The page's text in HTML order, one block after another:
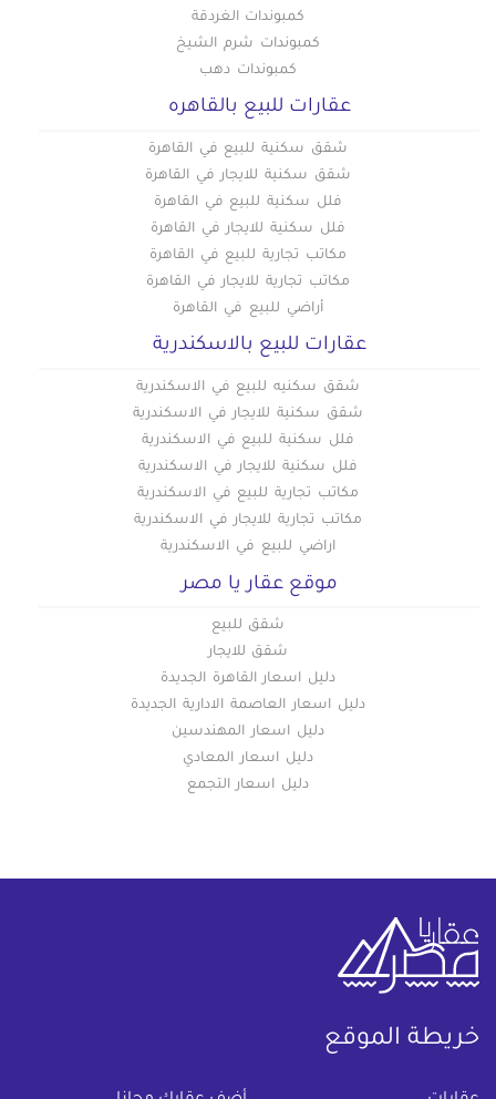
كمبوندات الغردقة
كمبوندات شرم الشيخ
كمبوندات دهب
عقارات للبيع بالقاهره
شقق سكنية للبيع في القاهرة
شقق سكنية للايجار في القاهرة
فلل سكنية للبيع في القاهرة
فلل سكنية للايجار في القاهرة
مكاتب تجارية للبيع في القاهرة
مكاتب تجارية للايجار في القاهرة
أراضي للبيع في القاهرة
عقارات للبيع بالاسكندرية
شقق سكنيه للبيع في الاسكندرية
شقق سكنية للايجار في الاسكندرية
فلل سكنية للبيع في الاسكندرية
فلل سكنية للايجار في الاسكندرية
مكاتب تجارية للبيع في الاسكندرية
مكاتب تجارية للايجار في الاسكندرية
اراضي للبيع في الاسكندرية
موقع عقار يا مصر
شقق للبيع
شقق للايجار
دليل اسعار القاهرة الجديدة
دليل اسعار العاصمة الادارية الجديدة
دليل اسعار المهندسين
دليل اسعار المعادي
دليل اسعار التجمع
خريطة الموقع